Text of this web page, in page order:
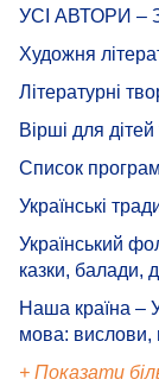
УСІ АВТОРИ
Художня
Літературні
Вірші для
Список
Українські
Український
казки, балади,
Наша країна –
мова: вислови,
+ Показати